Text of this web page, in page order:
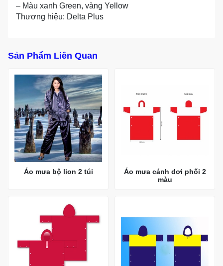
– Màu xanh Green, vàng Yellow
Thương hiệu: Delta Plus
Sản Phẩm Liên Quan
Áo mưa bộ lion 2 túi
Áo mưa cánh dơi phối 2
màu